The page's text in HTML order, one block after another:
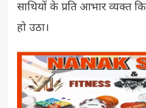
साथियों के प्रति आभार व्यक्त
हो उठा।